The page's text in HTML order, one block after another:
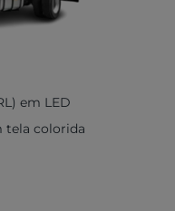
em LED
tela colorida